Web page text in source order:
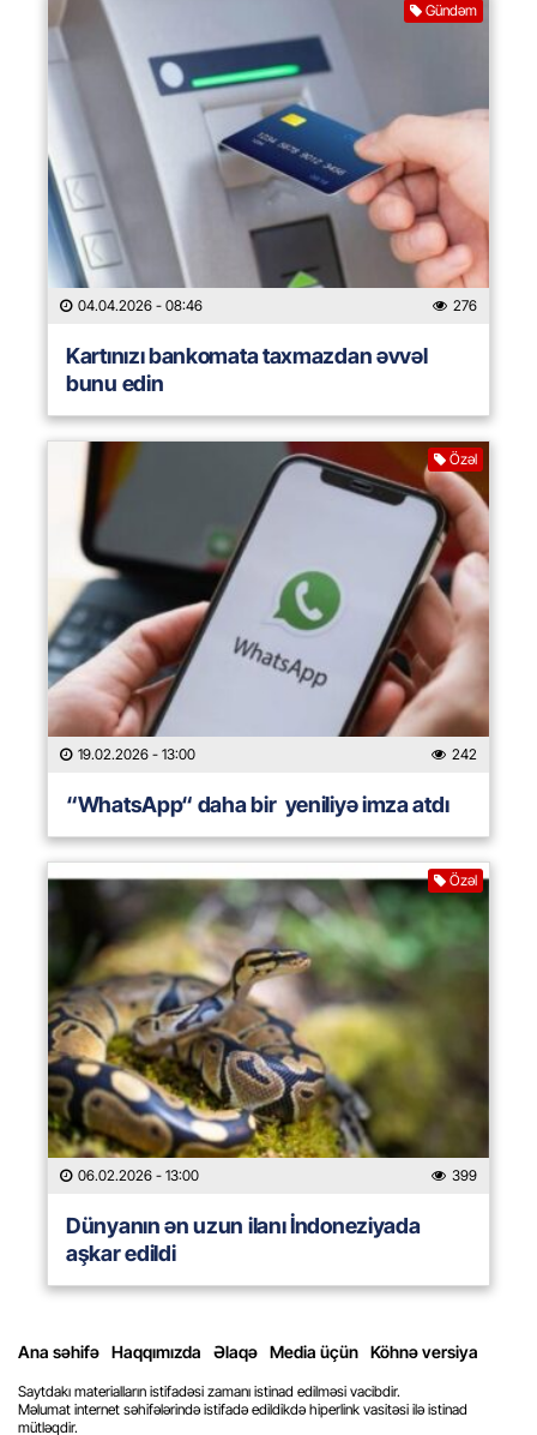
Gündəm
04.04.2026 - 08:46 276
Kartınızı bankomata taxmazdan əvvəl
bunu edin
Özəl
19.02.2026 - 13:00 242
“WhatsApp“ daha bir yeniliyə imza atdı
Özəl
06.02.2026 - 13:00 399
Dünyanın ən uzun ilanı İndoneziyada
aşkar edildi
Ana səhifə Haqqımızda Əlaqə Media üçün Köhnə versiya
Saytdakı materialların istifadəsi zamanı istinad edilməsi vacibdir.
Məlumat internet səhifələrində istifadə edildikdə hiperlink vasitəsi ilə istinad
mütləqdir.